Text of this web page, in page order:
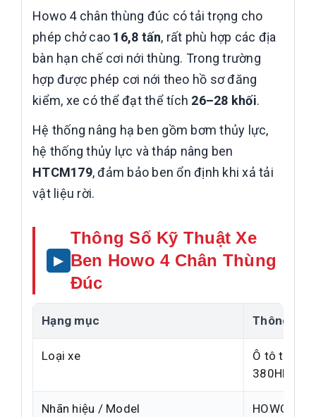
Howo 4 chân thùng đúc có tải trọng cho
phép chở cao 16,8 tấn, rất phù hợp các địa
bàn hạn chế cơi nới thùng. Trong trường
hợp được phép cơi nới theo hồ sơ đăng
kiểm, xe có thể đạt thể tích 26–28 khối.
Hệ thống nâng hạ ben gồm bơm thủy lực,
hệ thống thủy lực và tháp nâng ben
HTCM179, đảm bảo ben ổn định khi xả tải
vật liệu rời.
Thông Số Kỹ Thuật Xe
Ben Howo 4 Chân Thùng
Đúc
Hạng mục Thông số
Loại xe
Ô tô tải tự
380HP)
Nhãn hiệu / Model HOWO/